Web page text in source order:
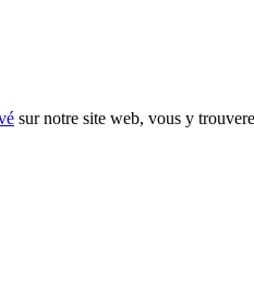
sur notre site web, vous y